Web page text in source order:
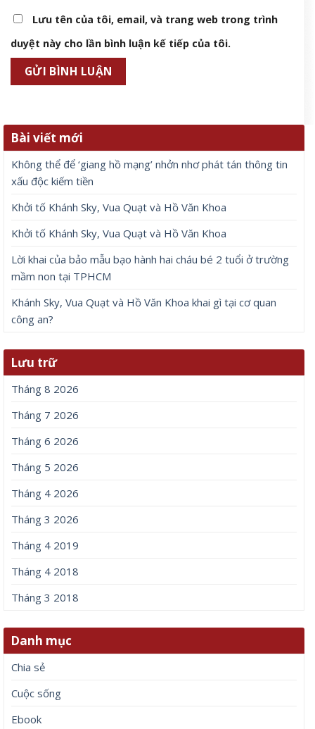
Lưu tên của tôi, email, và trang web trong trình
duyệt này cho lần bình luận kế tiếp của tôi.
Bài viết mới
Không thể để ‘giang hồ mạng’ nhởn nhơ phát tán thông tin
xấu độc kiếm tiền
Khởi tố Khánh Sky, Vua Quạt và Hồ Văn Khoa
Khởi tố Khánh Sky, Vua Quạt và Hồ Văn Khoa
Lời khai của bảo mẫu bạo hành hai cháu bé 2 tuổi ở trường
mầm non tại TPHCM
Khánh Sky, Vua Quạt và Hồ Văn Khoa khai gì tại cơ quan
công an?
Lưu trữ
Tháng 8 2026
Tháng 7 2026
Tháng 6 2026
Tháng 5 2026
Tháng 4 2026
Tháng 3 2026
Tháng 4 2019
Tháng 4 2018
Tháng 3 2018
Danh mục
Chia sẻ
Cuộc sống
Ebook